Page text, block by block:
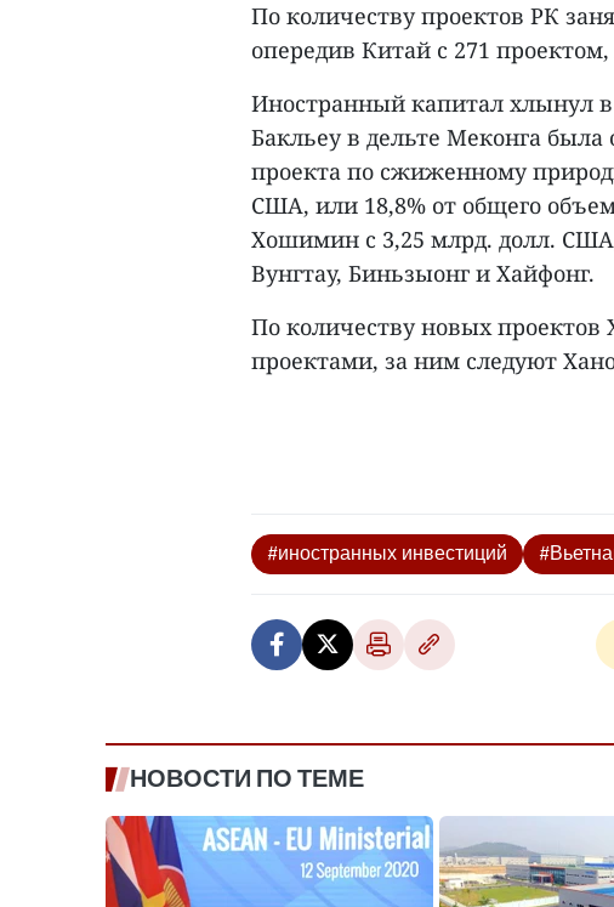
По количеству проектов РК
опередив Китай с 271
Иностранный капитал хлынул
Бакльеу в дельте Меконга
проекта по сжиженному
США, или 18,8% от общего
Хошимин с 3,25 млрд. долл.
Вунгтау, Биньзыонг и Хайфонг.
По количеству новых проектов
проектами, за ним следуют
#иностранных инвестиций
НОВОСТИ ПО ТЕМЕ